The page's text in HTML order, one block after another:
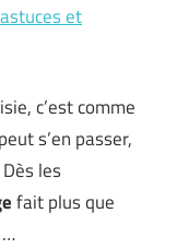
et
c’est comme
s’en passer,
les
fait plus que
…